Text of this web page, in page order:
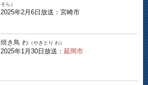
そら）
2025年2月6日放送：宮崎市
焼き鳥 わ （やきとり わ）
2025年1月30日放送： 延岡市